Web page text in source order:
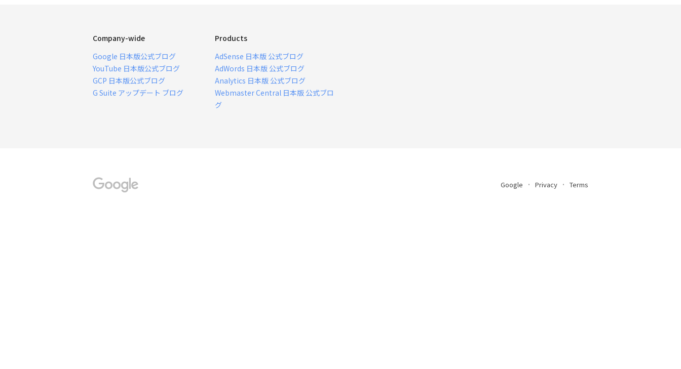
Company-wide
Google 日本版公式ブログ
YouTube 日本版公式ブログ
GCP 日本版公式ブログ
G Suite アップデート ブログ
Products
AdSense 日本版 公式ブログ
AdWords 日本版 公式ブログ
Analytics 日本版 公式ブログ
Webmaster Central 日本版 公式ブロ
グ
Google Privacy Terms